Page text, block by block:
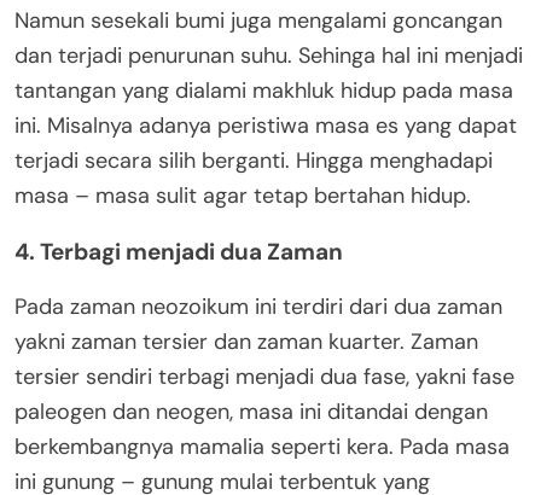
Namun sesekali bumi juga mengalami goncangan
dan terjadi penurunan suhu. Sehinga hal ini menjadi
tantangan yang dialami makhluk hidup pada masa
ini. Misalnya adanya peristiwa masa es yang dapat
terjadi secara silih berganti. Hingga menghadapi
masa – masa sulit agar tetap bertahan hidup.
4. Terbagi menjadi dua Zaman
Pada zaman neozoikum ini terdiri dari dua zaman
yakni zaman tersier dan zaman kuarter. Zaman
tersier sendiri terbagi menjadi dua fase, yakni fase
paleogen dan neogen, masa ini ditandai dengan
berkembangnya mamalia seperti kera. Pada masa
ini gunung – gunung mulai terbentuk yang